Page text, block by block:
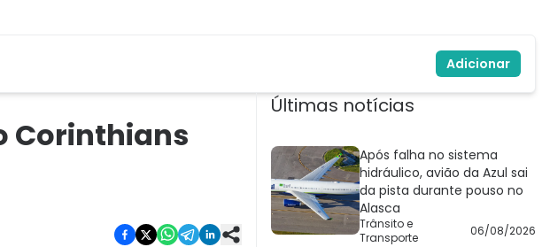
Adicionar
Corinthians
Últimas notícias
Após falha no sistema
hidráulico, avião da Azul sai
da pista durante pouso no
Alasca
Trânsito e
Transporte
06/08/2026